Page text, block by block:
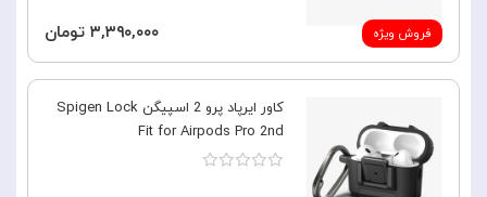
فروش ویژه ۳,۳۹۰,۰۰۰ تومان
کاور ایرپاد پرو 2 اسپیگن Spigen Lock
Fit for Airpods Pro 2nd